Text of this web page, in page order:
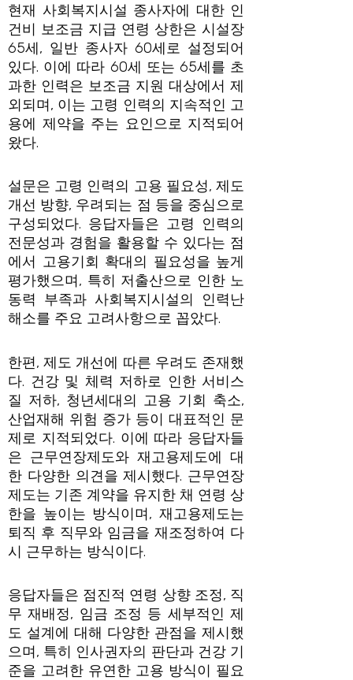
현재 사회복지시설 종사자에 대한 인
건비 보조금 지급 연령 상한은 시설장
65세, 일반 종사자 60세로 설정되어
있다. 이에 따라 60세 또는 65세를 초
과한 인력은 보조금 지원 대상에서 제
외되며, 이는 고령 인력의 지속적인 고
용에 제약을 주는 요인으로 지적되어
왔다.
설문은 고령 인력의 고용 필요성, 제도
개선 방향, 우려되는 점 등을 중심으로
구성되었다. 응답자들은 고령 인력의
전문성과 경험을 활용할 수 있다는 점
에서 고용기회 확대의 필요성을 높게
평가했으며, 특히 저출산으로 인한 노
동력 부족과 사회복지시설의 인력난
해소를 주요 고려사항으로 꼽았다.
한편, 제도 개선에 따른 우려도 존재했
다. 건강 및 체력 저하로 인한 서비스
질 저하, 청년세대의 고용 기회 축소,
산업재해 위험 증가 등이 대표적인 문
제로 지적되었다. 이에 따라 응답자들
은 근무연장제도와 재고용제도에 대
한 다양한 의견을 제시했다. 근무연장
제도는 기존 계약을 유지한 채 연령 상
한을 높이는 방식이며, 재고용제도는
퇴직 후 직무와 임금을 재조정하여 다
시 근무하는 방식이다.
응답자들은 점진적 연령 상향 조정, 직
무 재배정, 임금 조정 등 세부적인 제
도 설계에 대해 다양한 관점을 제시했
으며, 특히 인사권자의 판단과 건강 기
준을 고려한 유연한 고용 방식이 필요